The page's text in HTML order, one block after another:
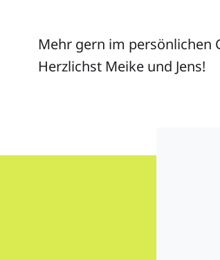
Mehr gern im persönlichen
Herzlichst Meike und Jens!